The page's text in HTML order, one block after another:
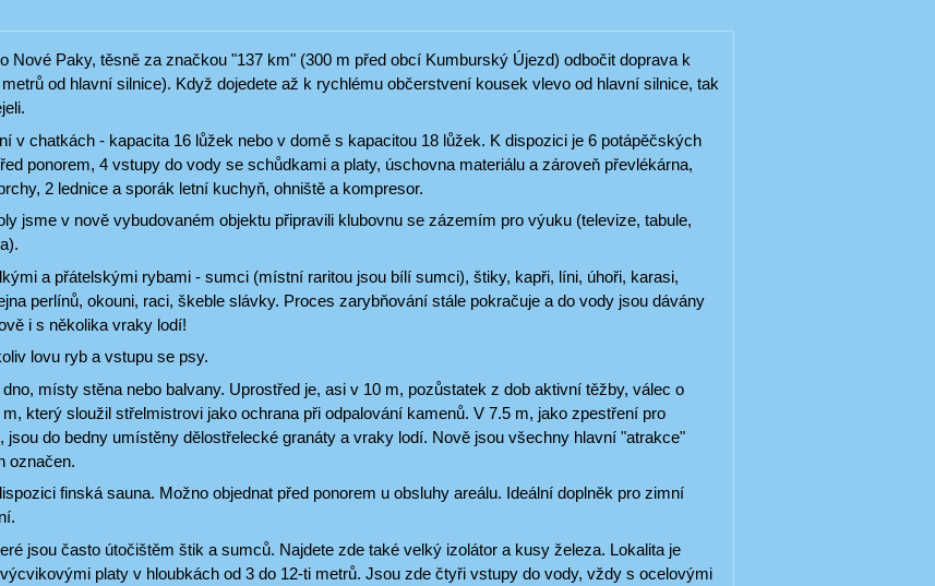
Nové Paky, těsně za značkou "137 km" (300 m před obcí Kumburský Újezd) odbočit doprava k
od hlavní silnice). Když dojedete až k rychlému občerstvení kousek vlevo od hlavní silnice, tak
v chatkách - kapacita 16 lůžek nebo v domě s kapacitou 18 lůžek. K dispozici je 6 potápěčských
ponorem, 4 vstupy do vody se schůdkami a platy, úschovna materiálu a zároveň převlékárna,
2 lednice a sporák letní kuchyň, ohniště a kompresor.
jsme v nově vybudovaném objektu připravili klubovnu se zázemím pro výuku (televize, tabule,
a přátelskými rybami - sumci (místní raritou jsou bílí sumci), štiky, kapři, líni, úhoři, karasi,
perlínů, okouni, raci, škeble slávky. Proces zarybňování stále pokračuje a do vody jsou dávány
i s několika vraky lodí!
lovu ryb a vstupu se psy.
dno, místy stěna nebo balvany. Uprostřed je, asi v 10 m, pozůstatek z dob aktivní těžby, válec o
který sloužil střelmistrovi jako ochrana při odpalování kamenů. V 7.5 m, jako zpestření pro
jsou do bedny umístěny dělostřelecké granáty a vraky lodí. Nově jsou všechny hlavní "atrakce"
označen.
finská sauna. Možno objednat před ponorem u obsluhy areálu. Ideální doplněk pro zimní
jsou často útočištěm štik a sumců. Najdete zde také velký izolátor a kusy železa. Lokalita je
platy v hloubkách od 3 do 12-ti metrů. Jsou zde čtyři vstupy do vody, vždy s ocelovými